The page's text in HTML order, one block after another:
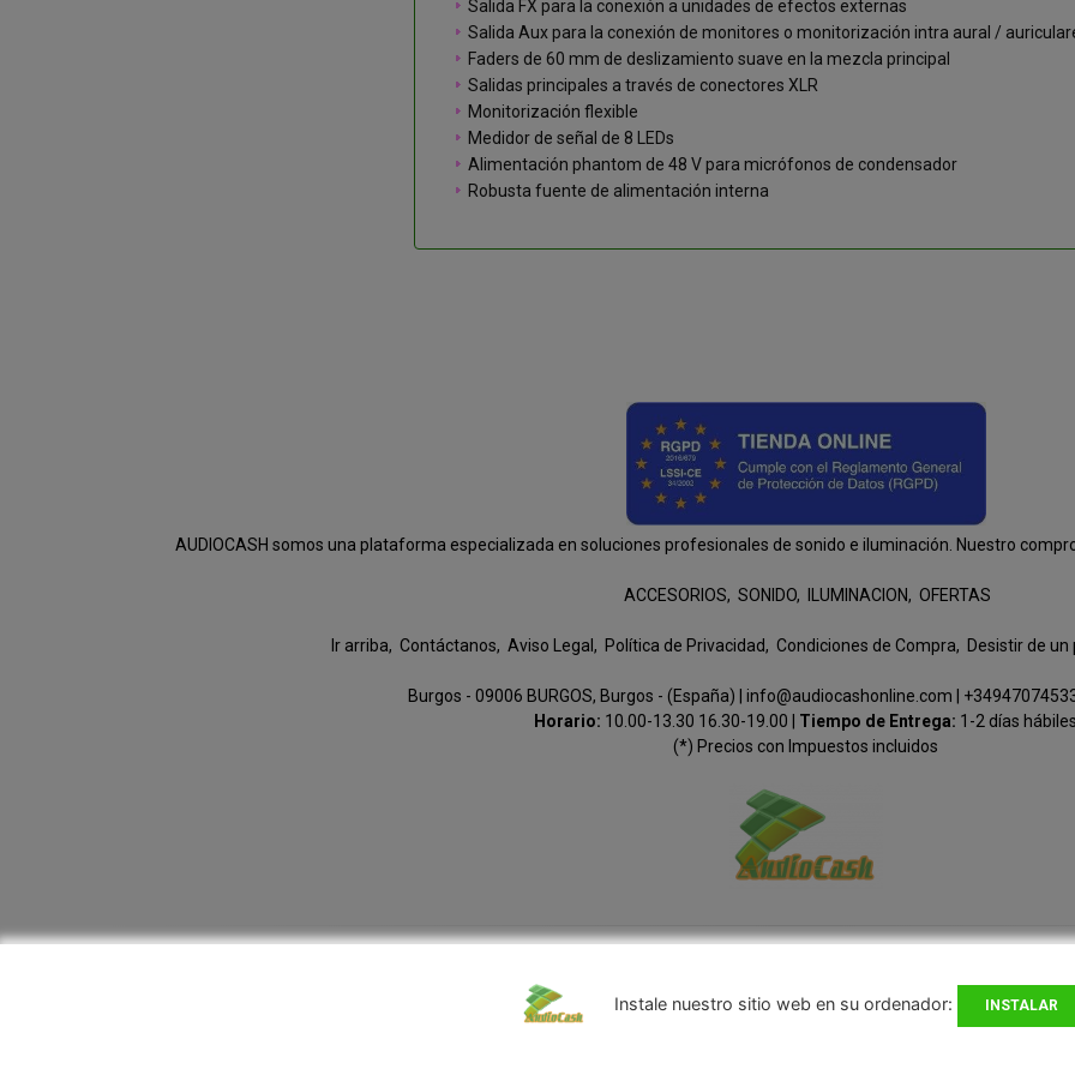
Salida FX para la conexión a unidades de efectos externas
Salida Aux para la conexión de monitores o monitorización intra aural /
Faders de 60 mm de deslizamiento suave en la mezcla principal
Salidas principales a través de conectores XLR
Monitorización flexible
Medidor de señal de 8 LEDs
Alimentación phantom de 48 V para micrófonos de condensador
Robusta fuente de alimentación interna
AUDIOCASH somos una plataforma especializada en soluciones profesionales de sonido e iluminación. Nuestro
ACCESORIOS SONIDO ILUMINACION OFERTAS
Ir arriba Contáctanos Aviso Legal Política de Privacidad Condiciones de Compra Desistir de un
Burgos - 09006 BURGOS, Burgos - (España) | info@audiocashonline.com |
Horario: 10.00-13.30 16.30-19.00 | Tiempo de Entrega: 1-2 días
(*) Precios con Impuestos incluidos
Instale nuestro sitio web en su ordenador: INSTALAR